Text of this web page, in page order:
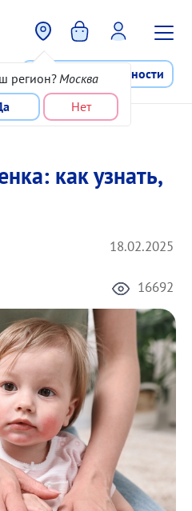
регион? Москва
Нет
Программа лояльности
как узнать,
18.02.2025
16692